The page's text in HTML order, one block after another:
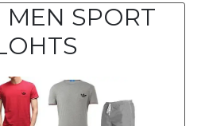
SPORT